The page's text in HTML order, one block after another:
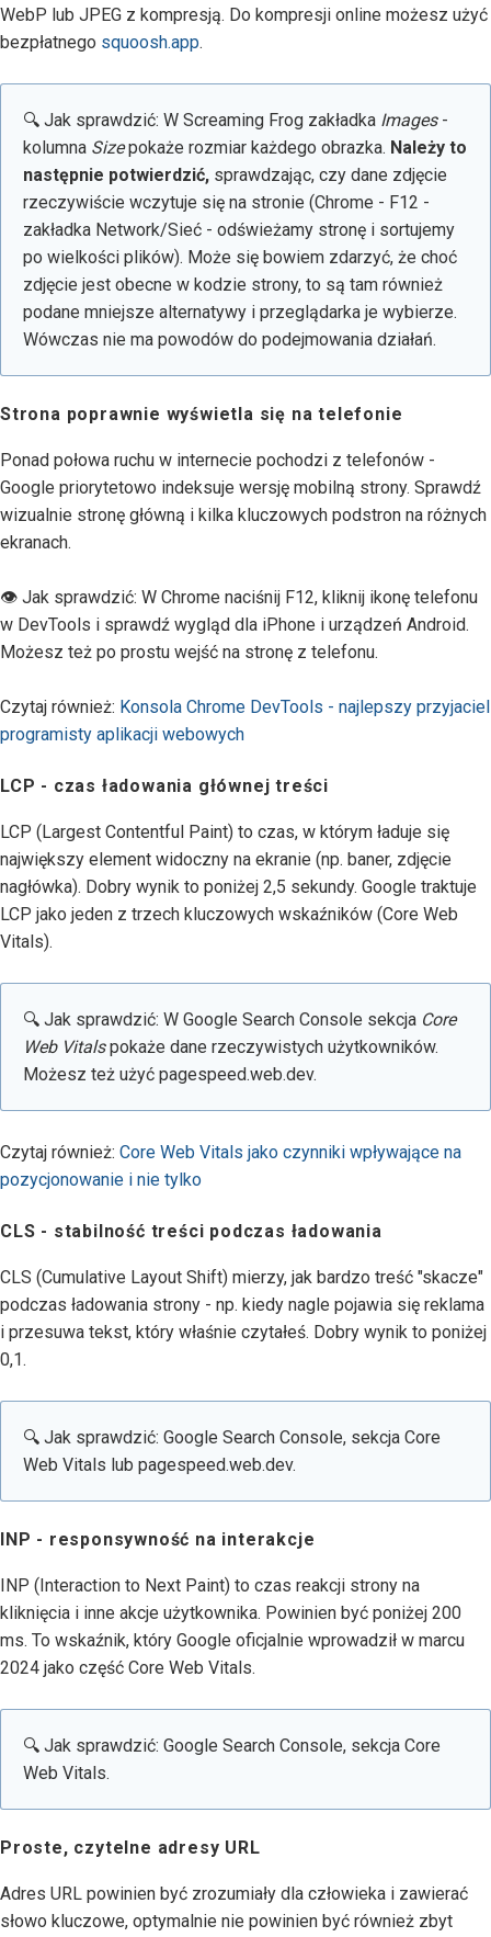
WebP lub JPEG z kompresją. Do kompresji online możesz użyć
bezpłatnego squoosh.app.
🔍 Jak sprawdzić: W Screaming Frog zakładka Images-
kolumna Sizepokaże rozmiar każdego obrazka. Należy to
następnie potwierdzić, sprawdzając, czy dane zdjęcie
rzeczywiście wczytuje się na stronie (Chrome - F12 -
zakładka Network/Sieć - odświeżamy stronę i sortujemy
po wielkości plików). Może się bowiem zdarzyć, że choć
zdjęcie jest obecne w kodzie strony, to są tam również
podane mniejsze alternatywy i przeglądarka je wybierze.
Wówczas nie ma powodów do podejmowania działań.
Strona poprawnie wyświetla się na telefonie
Ponad połowa ruchu w internecie pochodzi z telefonów -
Google priorytetowo indeksuje wersję mobilną strony. Sprawdź
wizualnie stronę główną i kilka kluczowych podstron na różnych
ekranach.
👁 Jak sprawdzić: W Chrome naciśnij F12, kliknij ikonę telefonu
w DevTools i sprawdź wygląd dla iPhone i urządzeń Android.
Możesz też po prostu wejść na stronę z telefonu.
Czytaj również: Konsola Chrome DevTools - najlepszy przyjaciel
programisty aplikacji webowych
LCP - czas ładowania głównej treści
LCP (Largest Contentful Paint) to czas, w którym ładuje się
największy element widoczny na ekranie (np. baner, zdjęcie
nagłówka). Dobry wynik to poniżej 2,5 sekundy. Google traktuje
LCP jako jeden z trzech kluczowych wskaźników (Core Web
Vitals).
🔍 Jak sprawdzić: W Google Search Console sekcja Core
Web Vitalspokaże dane rzeczywistych użytkowników.
Możesz też użyć pagespeed.web.dev.
Czytaj również: Core Web Vitals jako czynniki wpływające na
pozycjonowanie i nie tylko
CLS - stabilność treści podczas ładowania
CLS (Cumulative Layout Shift) mierzy, jak bardzo treść "skacze"
podczas ładowania strony - np. kiedy nagle pojawia się reklama
i przesuwa tekst, który właśnie czytałeś. Dobry wynik to poniżej
0,1.
🔍 Jak sprawdzić: Google Search Console, sekcja Core
Web Vitals lub pagespeed.web.dev.
INP - responsywność na interakcje
INP (Interaction to Next Paint) to czas reakcji strony na
kliknięcia i inne akcje użytkownika. Powinien być poniżej 200
ms. To wskaźnik, który Google oficjalnie wprowadził w marcu
2024 jako część Core Web Vitals.
🔍 Jak sprawdzić: Google Search Console, sekcja Core
Web Vitals.
Proste, czytelne adresy URL
Adres URL powinien być zrozumiały dla człowieka i zawierać
słowo kluczowe, optymalnie nie powinien być również zbyt